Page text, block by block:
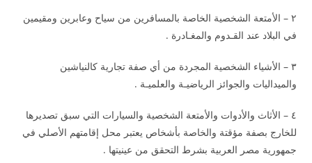
٢ – الأمتعة الشخصية الخاصة بالمسافرين من سياح وعابرين ومقيمين
في البلاد عند القـدوم والمغـادرة .
٣ – الأشياء الشخصية المجردة من أي صفة تجارية كالنياشين
والميداليات والجوائز الرياضيـة والعلميـة .
٤ – الأثاث والأدوات والأمتعة الشخصية والسيارات التي سبق تصديرها
للخارج بصفة مؤقتة والخاصة بأشخاص يعتبر محل إقامتهم الأصلي في
جمهورية مصر العربية بشرط التحقق من عينيتها .